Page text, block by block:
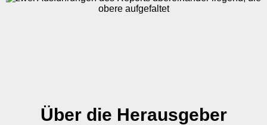
Über die Herausgeber